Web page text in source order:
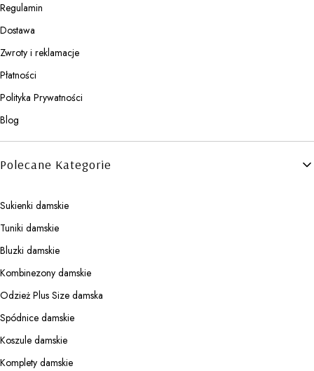
Regulamin
Dostawa
Zwroty i reklamacje
Płatności
Polityka Prywatności
Blog
Polecane Kategorie
Sukienki damskie
Tuniki damskie
Bluzki damskie
Kombinezony damskie
Odzież Plus Size damska
Spódnice damskie
Koszule damskie
Komplety damskie